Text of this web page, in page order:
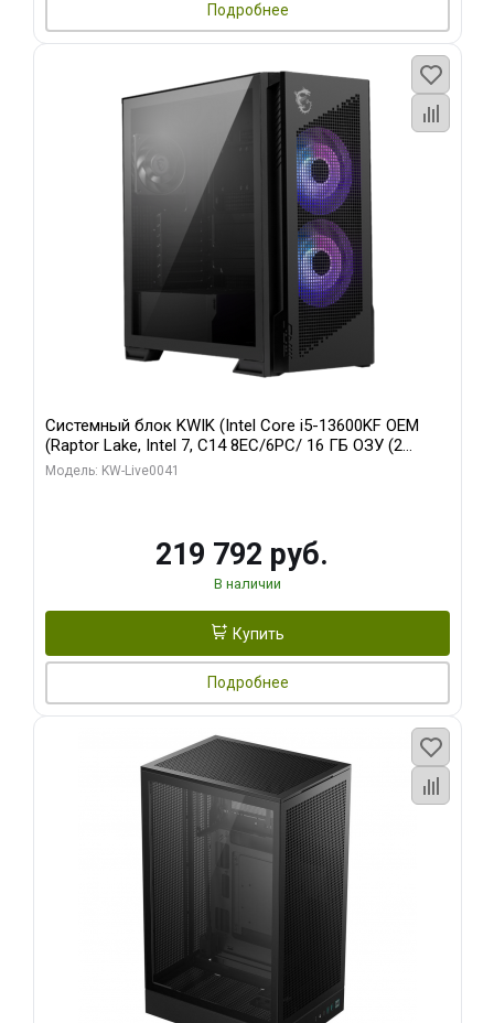
Подробнее
Системный блок KWIK (Intel Core i5-13600KF OEM
(Raptor Lake, Intel 7, C14 8EC/6PC/ 16 ГБ ОЗУ (2
модуля)/ Palit RTX5080 GAMINGPRO OC 16GB GDDR7
Модель: KW-Live0041
219 792 руб.
В наличии
Купить
Подробнее